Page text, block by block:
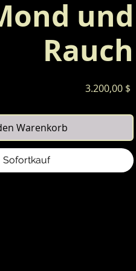
und
Rauch
3.200,00 $
Warenkorb
Sofortkauf